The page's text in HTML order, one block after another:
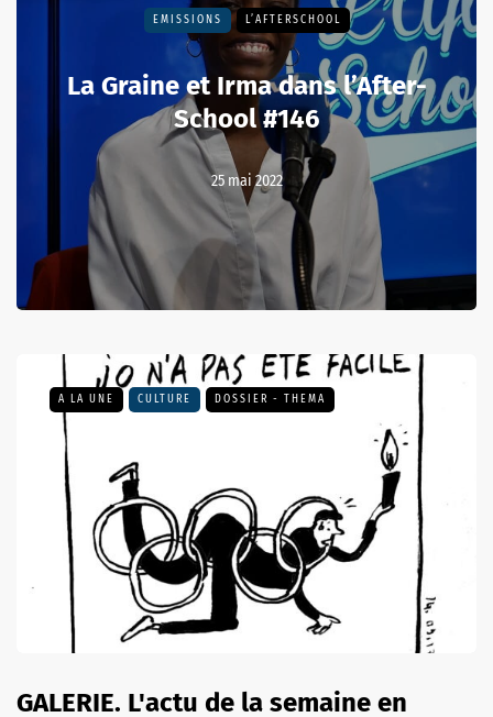
EMISSIONS L’AFTERSCHOOL
La Graine et Irma dans l’After-
School #146
25 mai 2022
A LA UNE CULTURE DOSSIER - THEMA
GALERIE. L'actu de la semaine en